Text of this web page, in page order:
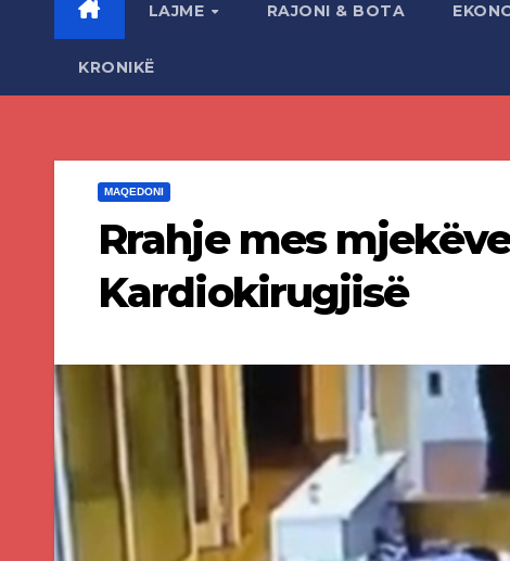
LAJME RAJONI & BOTA
KRONIKË
MAQEDONI
Rrahje mes
Kardiokirugjisë